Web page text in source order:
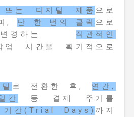
또는 디지털 제품 으로
, 단 한 번의 클릭 으로
경하는 직관적인
업 시간을 획기적으로
로 전환한 후, 연간,
간
등 결제 주기를
기간(Trial Days) 까지